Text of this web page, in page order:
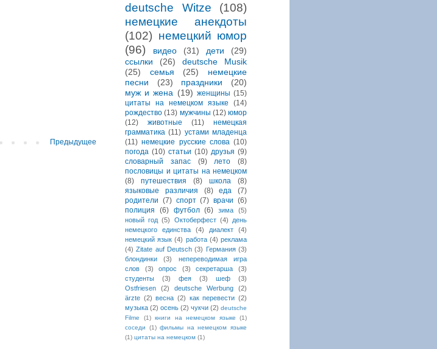
Предыдущее
deutsche Witze
(108)
немецкие анекдоты
(102) немецкий юмор
(96)
видео (31) дети
(29)
ссылки
(26)
deutsche Musik
(25)
семья (25)
немецкие
песни
(23) праздники
(20)
муж и жена (19) женщины (15)
цитаты на немецком языке
(14)
рождество (13) мужчины (12) юмор
(12)
животные (11)
немецкая
грамматика (11) устами младенца
(11) немецкие русские слова (10)
погода (10) статьи (10) друзья (9)
словарный запас
(9) лето
(8)
пословицы и цитаты на немецком
(8)
путешествия (8) школа
(8)
языковые различия
(8) еда
(7)
родители (7) спорт (7) врачи (6)
полиция
(6) футбол (6) зима
(5)
новый год (5) Октоберфест (4)
день
немецкого единства
(4) диалект
(4)
немецкий язык (4) работа (4) реклама
(4) Zitate auf Deutsch (3) Германия (3)
блондинки
(3)
непереводимая игра
слов
(3) опрос (3) секретарша
(3)
студенты
(3) фея (3) шеф
(3)
Ostfriesen
(2) deutsche Werbung
(2)
ärzte (2) весна (2) как перевести (2)
музыка (2) осень (2) чукчи (2) deutsche
Filme
(1) книги на немецком языке
(1)
соседи
(1) фильмы на немецком языке
(1) цитаты на немецком (1)